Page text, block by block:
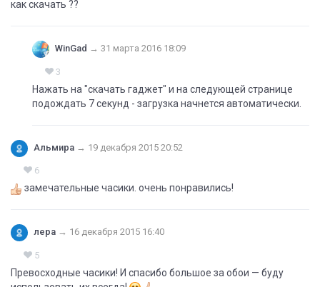
как скачать ??
WinGad → 31 марта 2016 18:09
3
Нажать на "скачать гаджет" и на следующей странице
подождать 7 секунд - загрузка начнется автоматически.
Альмира → 19 декабря 2015 20:52
6
замечательные часики. очень понравились!
лера → 16 декабря 2015 16:40
5
Превосходные часики! И спасибо большое за обои — буду